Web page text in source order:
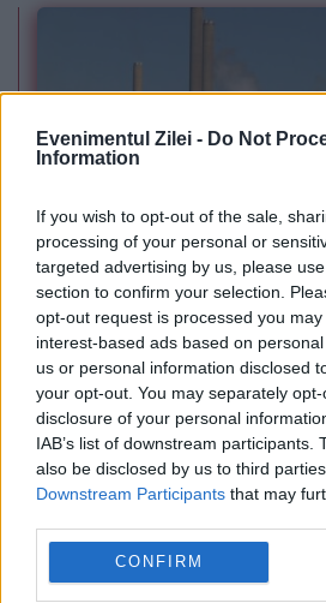
Evenimentul Zilei - Do Not
Information
If you wish to opt-out of the sale,
processing of your personal or
targeted advertising by us, please
section to confirm your selection.
opt-out request is processed you
interest-based ads based on
us or personal information disclosed
your opt-out. You may separately
disclosure of your personal
IAB’s list of downstream participants.
also be disclosed by us to third
Downstream Participants that may
CONFIRM
POLITICA
PSD cere activarea
de urgență pentru
menținerea centralelor pe
adresa lui